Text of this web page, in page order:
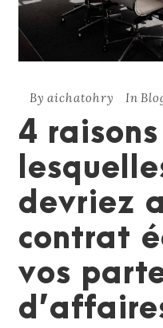
By aichatohry In
4
devriez
contrat
vos